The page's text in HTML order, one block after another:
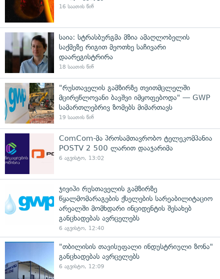
16 საათის წინ
საია: სტრასბურგმა მზია ამაღლობელის
საქმეზე რიგით მეოთხე საჩივარი
დაარეგისტრირა
18 საათის წინ
"რუსთაველის გამზირზე თვითმცლელში
მცირეწლოვანი ბავშვი იმყოფებოდა" — GWP
სამართლებრივ ზომებს მიმართავს
19 საათის წინ
ComCom-მა პროსამთავრობო ტელეკომპანია
POSTV 2 500 ლარით დააჯარიმა
6 აგვისტო, 13:02
ჯივიპი რუსთაველის გამზირზე
წყალმომარაგების ქსელების სარეაბილიტაციო
არეალში მომხდარი ინციდენტის შესახებ
განცხადებას ავრცელებს
6 აგვისტო, 12:40
"თბილისის თავისუფალი ინდუსტრიული ზონა"
განცხადებას ავრცელებს
6 აგვისტო, 12:09